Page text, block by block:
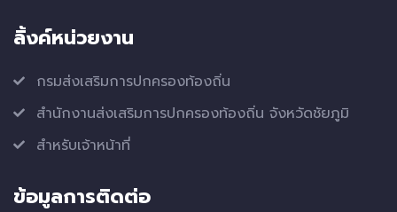
ลิ้งค์หน่วยงาน
กรมส่งเสริมการปกครองท้องถิ่น
สำนักงานส่งเสริมการปกครองท้องถิ่น จังหวัดชัยภูมิ
สำหรับเจ้าหน้าที่
ข้อมูลการติดต่อ